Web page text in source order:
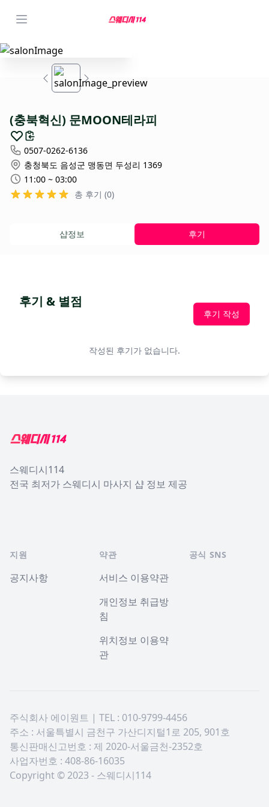
(충북혁신) 문MOON테라피
0507-0262-6136
충청북도 음성군 맹동면 두성리 1369
11:00 ~ 03:00
총 후기 (0)
샵정보 후기
후기 & 별점
후기 작성
작성된 후기가 없습니다.
스웨디시114
전국 최저가 스웨디시 마사지 샵 정보 제공
지원
공지사항
약관
서비스 이용약관
개인정보 취급방
침
위치정보 이용약
관
공식 SNS
주식회사 에이원트 | TEL : 010-9799-4456
주소 : 서울특별시 금천구 가산디지털1로 205, 901호
통신판매신고번호 : 제 2020-서울금천-2352호
사업자번호 : 408-86-16035
Copyright © 2023 - 스웨디시114